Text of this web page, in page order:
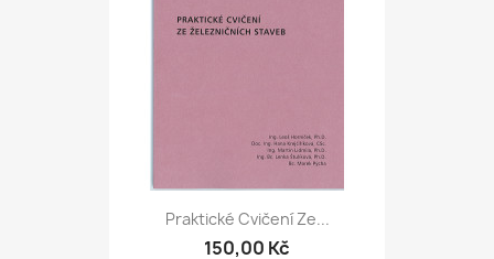
Praktické Cvičení Ze...
150,00 Kč